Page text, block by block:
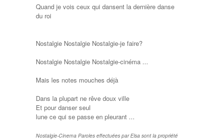
Quand je vois ceux qui dansent la dernière danse
du roi
Nostalgie Nostalgie Nostalgie-je faire?
Nostalgie Nostalgie Nostalgie-cinéma ...
Mais les notes mouches déjà
Dans la plupart ne rêve doux ville
Et pour danser seul
lune ce qui se passe en pleurant ...
Nostalgie-Cinema Paroles effectuées par Elsa sont la propriété